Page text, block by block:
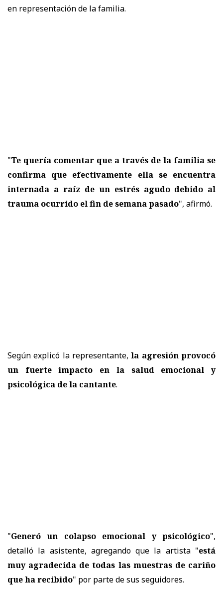
en representación de la familia.
"Te quería comentar que a través de la familia se
confirma que efectivamente ella se encuentra
internada a raíz de un estrés agudo debido al
trauma ocurrido el fin de semana pasado", afirmó.
Según explicó la representante,la agresión provocó
un fuerte impacto en la salud emocional y
psicológica de la cantante.
"Generó un colapso emocional y psicológico",
detalló la asistente, agregando que la artista "está
muy agradecida de todas las muestras de cariño
que ha recibido" por parte de sus seguidores.